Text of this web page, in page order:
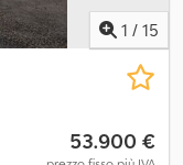
1 / 15
53.900 €